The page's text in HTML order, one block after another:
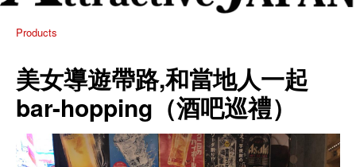
Products
美女導遊帶路,和當地人一起
bar-hopping（酒吧巡禮）